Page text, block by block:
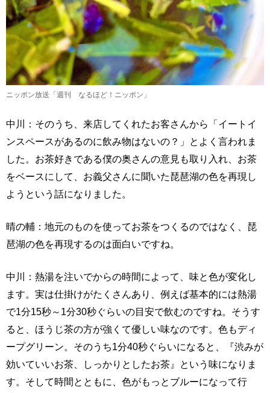
ニッポン放送「週刊 なるほど！ニッポン」
中川：そのうち、来店してくれたお客さんから「イートイ
ンスペースがあるのに飲み物はないの？」とよく言われま
した。お茶好きである僕の奥さんの意見も取り入れ、お茶
をベースにして、お義父さんに聞いた琵琶湖の色を再現し
ようという話になりました。
晴の輔：地元のものを使ってお茶をつくるのではなく、琵
琶湖の色を再現するのは面白いですね。
中川：熱湯を注いでからの時間によって、味と色が変化し
ます。実は仕掛けがたくさんあり、例えば基本的には熱湯
で1分15秒～1分30秒ぐらいの目安で飲むのですね。そうす
ると、ほうじ茶の方が強くて優しい味なのです。色もディ
ープグリーン。そのうち1分40秒ぐらいになると、『渋みが
効いていいお茶、しっかりとしたお茶』という味になりま
す。そして時間とともに、色がもっとブルーになって行